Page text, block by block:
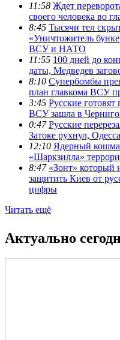
11:58 Ждет
своего человека во
8:45 Тысячи тел
«Уничтожитель
ВСУ и НАТО
11:55 100 дней до
даты, Медведев
8:10 Супербомбы
план главкома ВСУ
3:45 Русские
ВСУ зашла в
0:47 Русские
Затоке рухнул,
12:10 Ядерный
«Шаркзилла»
8:47 «Зонт» который
защитить Киев от
цифры
Читать ещё
Актуально